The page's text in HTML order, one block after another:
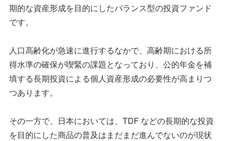
期的な資産形成を目的にしたバランス型の投資ファンド
です。
人口高齢化が急速に進行するなかで、高齢期における所
得水準の確保が喫緊の課題となっており、公的年金を補
填する長期投資による個人資産形成の必要性が高まりつ
つあります。
その一方で、日本においては、TDF などの長期的な投資
を目的にした商品の普及はまだまだ進んでないのが現状